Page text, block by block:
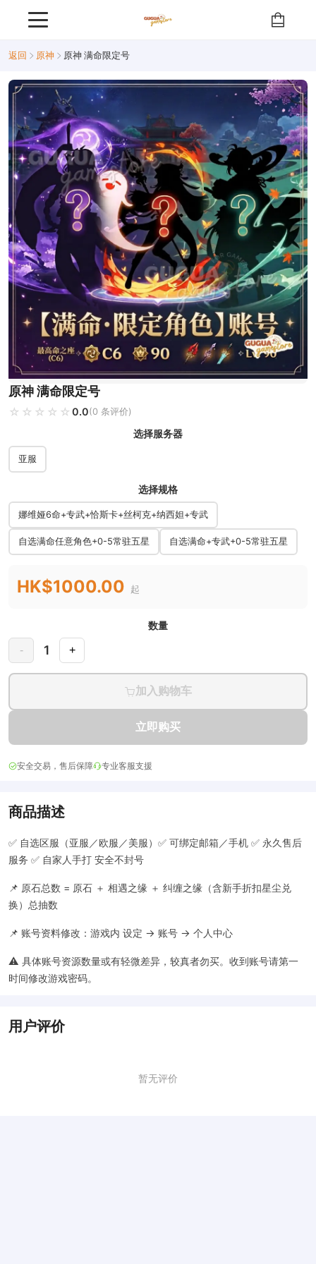
返回 原神 原神 满命限定号
原神 满命限定号
☆☆☆☆☆
★★★★★ 0.0(0 条评价)
选择服务器
亚服
选择规格
娜维娅6命+专武+恰斯卡+丝柯克+纳西妲+专武
自选满命任意角色+0-5常驻五星 自选满命+专武+0-5常驻五星
HK$1000.00 起
数量
- 1 +
加入购物车
立即购买
安全交易，售后保障 专业客服支援
商品描述
✅ 自选区服（亚服／欧服／美服）✅ 可绑定邮箱／手机 ✅ 永久售后
服务 ✅ 自家人手打 安全不封号
📌 原石总数 = 原石 ＋ 相遇之缘 ＋ 纠缠之缘（含新手折扣星尘兑
换）总抽数
📌 账号资料修改：游戏内 设定 → 账号 → 个人中心
⚠️ 具体账号资源数量或有轻微差异，较真者勿买。收到账号请第一
时间修改游戏密码。
用户评价
暂无评价